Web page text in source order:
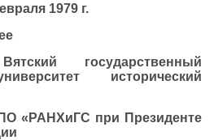
1979 г.
государственный
исторический
«РАНХиГС при Президенте